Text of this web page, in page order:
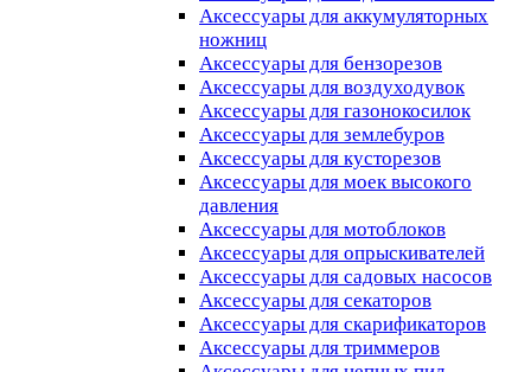
Аксессуары для аккумуляторных
ножниц
Аксессуары для бензорезов
Аксессуары для воздуходувок
Аксессуары для газонокосилок
Аксессуары для землебуров
Аксессуары для кусторезов
Аксессуары для моек высокого
давления
Аксессуары для мотоблоков
Аксессуары для опрыскивателей
Аксессуары для садовых насосов
Аксессуары для секаторов
Аксессуары для скарификаторов
Аксессуары для триммеров